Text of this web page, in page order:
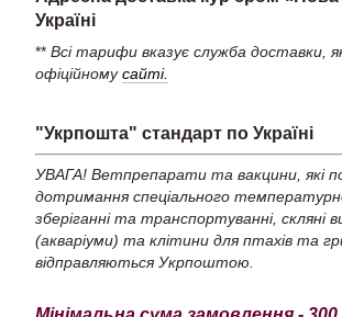
Україні
** Всі тарифи вказує служба доставки,
офіційномусайті.
"Укрпошта" стандарт по Україні
УВАГА! Ветпрепарати та вакцини, які
дотримання спеціального
зберіганні та транспортуванні, скляні
(акваріуми) та клітини для птахів та
відправляються Укрпоштою.